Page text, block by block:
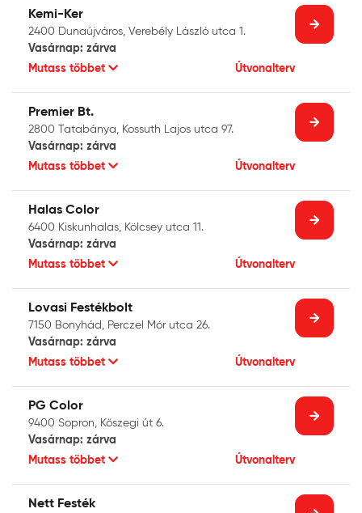
Kemi-Ker
2400 Dunaújváros, Verebély László utca 1.
Vasárnap: zárva
Mutass többet
Útvonalterv
Premier Bt.
2800 Tatabánya, Kossuth Lajos utca 97.
Vasárnap: zárva
Mutass többet
Útvonalterv
Halas Color
6400 Kiskunhalas, Kölcsey utca 11.
Vasárnap: zárva
Mutass többet
Útvonalterv
Lovasi Festékbolt
7150 Bonyhád, Perczel Mór utca 26.
Vasárnap: zárva
Mutass többet
Útvonalterv
PG Color
9400 Sopron, Kőszegi út 6.
Vasárnap: zárva
Mutass többet
Útvonalterv
Nett Festék